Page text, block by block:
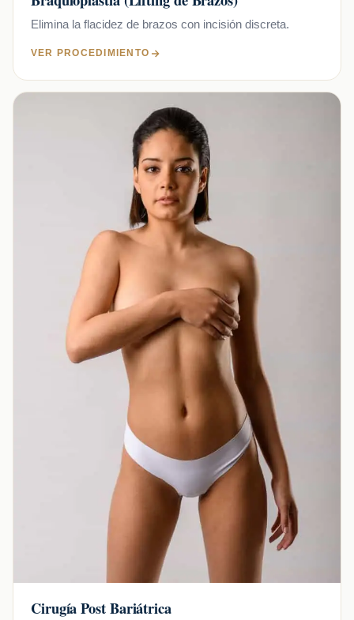
Elimina la flacidez de brazos con incisión discreta.
VER PROCEDIMIENTO
Cirugía Post Bariátrica